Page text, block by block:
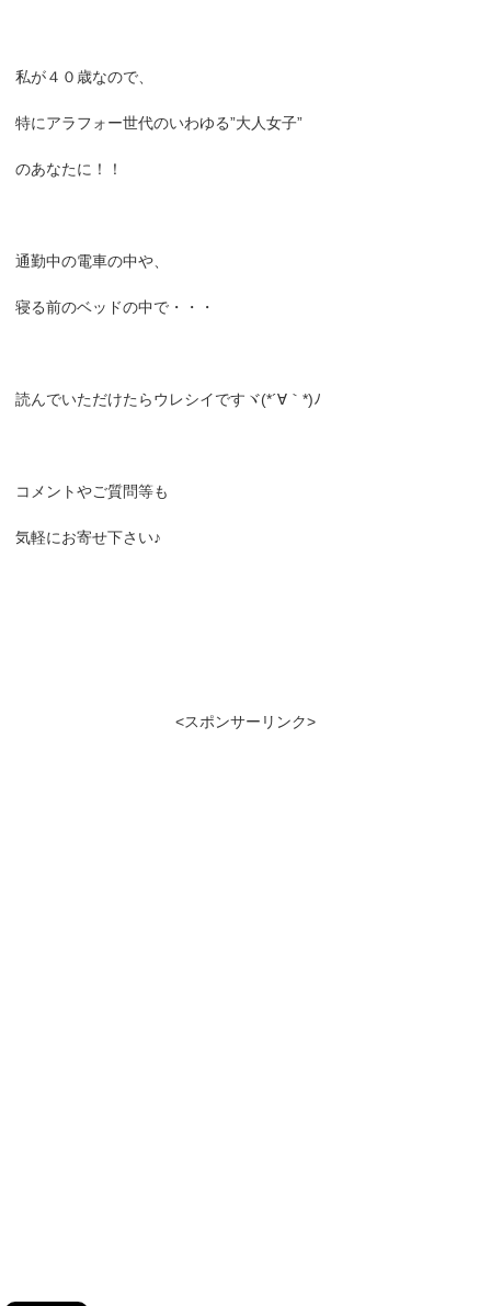
私が４０歳なので、
特にアラフォー世代のいわゆる”大人女子”
のあなたに！！
通勤中の電車の中や、
寝る前のベッドの中で・・・
読んでいただけたらウレシイですヾ(*´∀｀*)ﾉ
コメントやご質問等も
気軽にお寄せ下さい♪
<スポンサーリンク>